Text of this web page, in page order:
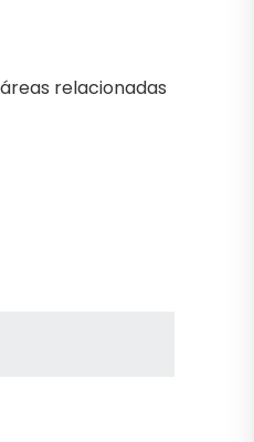
relacionadas